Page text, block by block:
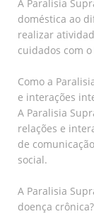
A Paralisia
doméstica ao
realizar
cuidados com
Como a
e interações
A Paralisia
relações e
de
social.
A Paralisia
doença crônica?